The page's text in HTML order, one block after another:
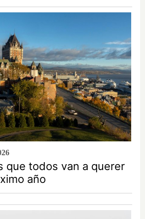
que todos van a querer
año